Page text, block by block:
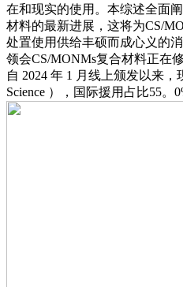
在和现实的使用。本综述全面
材料的最新进展，这将为CS/
处置使用供给丰硕而成心义的
领会CS/MONMs复合材料正在
自 2024 年 1 月线上颁发以来，
Science ），国际援用占比55。